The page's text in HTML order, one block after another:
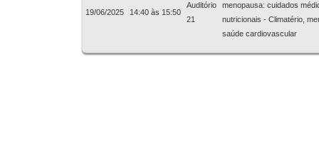
19/06/2025 14:40 às 15:50
Auditório
21
menopausa: cuidados
nutricionais - Climatério,
saúde cardiovascular